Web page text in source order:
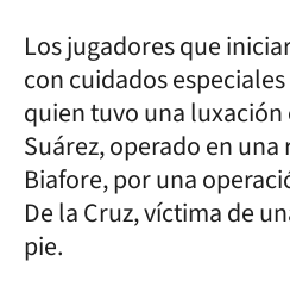
Los jugadores que
con cuidados
quien tuvo una luxación
Suárez, operado en
Biafore, por una
De la Cruz, víctima de
pie.